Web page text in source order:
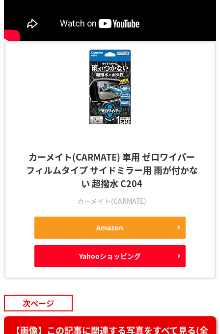
カーメイト(CARMATE) 車用 ゼロワイパー
フィルムタイプ サイドミラー用 雨が付かな
い 超撥水 C204
カーメイト(CARMATE)
Amazon
Yahooショッピング
次ページ
【画像】この記事に関連する写真をすべて見る(全